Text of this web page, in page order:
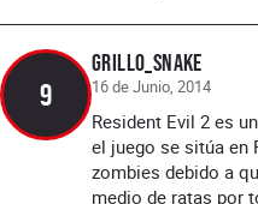
9
grillo_snake
16 de Junio, 2014
Resident Evil 2 es
el juego se sitúa en
zombies debido a
medio de ratas por